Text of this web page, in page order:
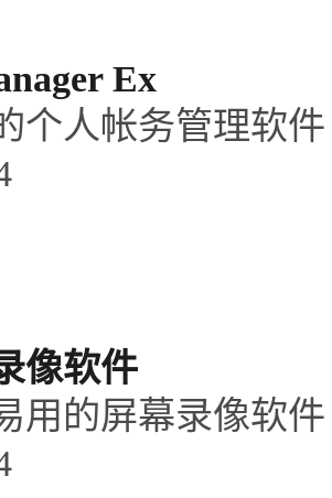
Ex
个人帐务管理软件
像软件
用的屏幕录像软件